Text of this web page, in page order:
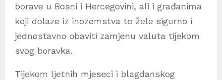
borave u Bosni i Hercegovini, ali i građanima
koji dolaze iz inozemstva te žele sigurno i
jednostavno obaviti zamjenu valuta tijekom
svog boravka.
Tijekom ljetnih mjeseci i blagdanskog